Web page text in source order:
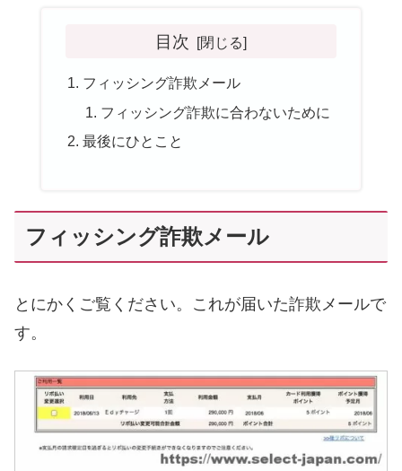
目次
フィッシング詐欺メール
フィッシング詐欺に合わないために
最後にひとこと
フィッシング詐欺メール
とにかくご覧ください。これが届いた詐欺メールで
す。